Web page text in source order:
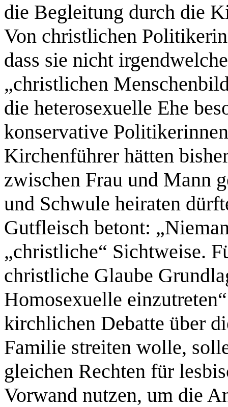
die Begleitung durch die
Von christlichen
dass sie nicht
„christlichen
die heterosexuelle Ehe
konservative
Kirchenführer hätten
zwischen Frau und Mann
und Schwule heiraten
Gutfleisch betont:
„christliche“ Sichtweise.
christliche Glaube
Homosexuelle
kirchlichen Debatte über
Familie streiten wolle,
gleichen Rechten für
Vorwand nutzen, um die